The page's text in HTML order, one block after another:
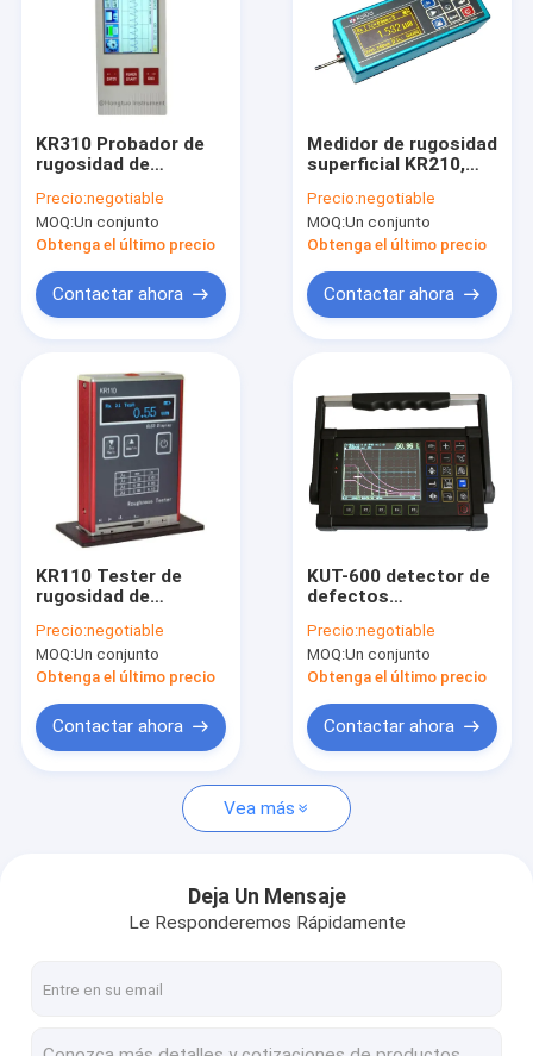
Productos
Sobre nosotros
Visita a la fábrica
Pruebador de metales preciosos
Medidor de densidad para sólidos
Medidor de densidad para líquidos
Máquina de ensayo universal
cámara de ensayo ambiental
KR310 Probador de
rugosidad de
instrumento de
medición de
rugosidad de
precisión,
Precio:negotiable
MOQ:Un conjunto
Obtenga el último precio
Contactar ahora
Medidor de rugosidad
superficial KR210,
medición de
rugosidad superficial
con diseño de
electromecánica,
Precio:negotiable
MOQ:Un conjunto
Obtenga el último precio
Contactar ahora
KR110 Tester de
rugosidad de
instrumento de
medición de
rugosidad de
instrumento portátil
móvil
Precio:negotiable
MOQ:Un conjunto
Obtenga el último precio
Contactar ahora
KUT-600 detector de
defectos
automático
personalizado
portátil de detección
ultrasónicos,
Precio:negotiable
MOQ:Un conjunto
Obtenga el último precio
Contactar ahora
Vea más
Deja Un Mensaje
Le Responderemos Rápidamente